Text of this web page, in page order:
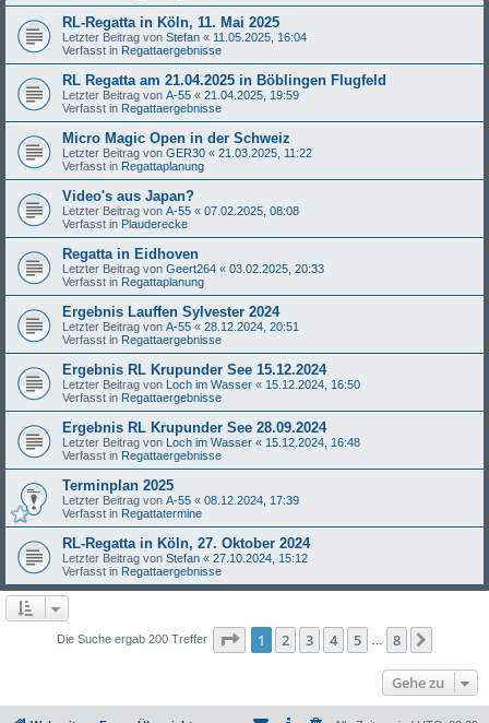
RL-Regatta in Köln, 11. Mai 2025
Letzter Beitrag von Stefan « 11.05.2025, 16:04
Verfasst in Regattaergebnisse
RL Regatta am 21.04.2025 in Böblingen Flugfeld
Letzter Beitrag von A-55 « 21.04.2025, 19:59
Verfasst in Regattaergebnisse
Micro Magic Open in der Schweiz
Letzter Beitrag von GER30 « 21.03.2025, 11:22
Verfasst in Regattaplanung
Video's aus Japan?
Letzter Beitrag von A-55 « 07.02.2025, 08:08
Verfasst in Plauderecke
Regatta in Eidhoven
Letzter Beitrag von Geert264 « 03.02.2025, 20:33
Verfasst in Regattaplanung
Ergebnis Lauffen Sylvester 2024
Letzter Beitrag von A-55 « 28.12.2024, 20:51
Verfasst in Regattaergebnisse
Ergebnis RL Krupunder See 15.12.2024
Letzter Beitrag von Loch im Wasser « 15.12.2024, 16:50
Verfasst in Regattaergebnisse
Ergebnis RL Krupunder See 28.09.2024
Letzter Beitrag von Loch im Wasser « 15.12.2024, 16:48
Verfasst in Regattaergebnisse
Terminplan 2025
Letzter Beitrag von A-55 « 08.12.2024, 17:39
Verfasst in Regattatermine
RL-Regatta in Köln, 27. Oktober 2024
Letzter Beitrag von Stefan « 27.10.2024, 15:12
Verfasst in Regattaergebnisse
Die Suche ergab 200 Treffer Seite 1von
1 2 3 4 5 8
Gehe zu